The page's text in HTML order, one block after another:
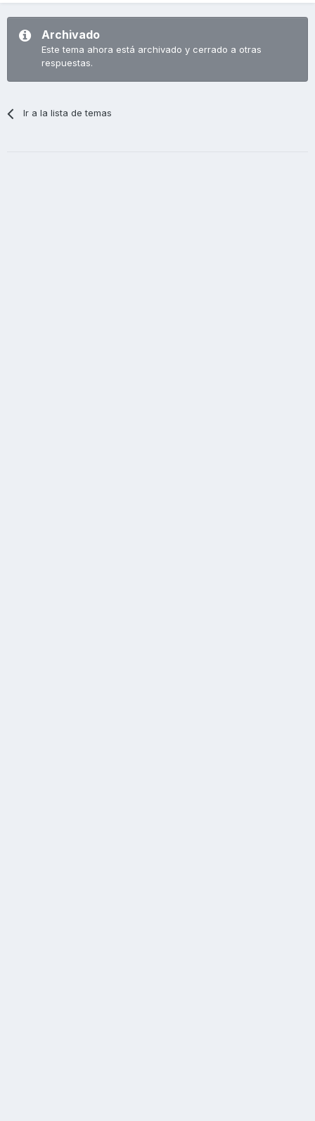
Archivado
Este tema ahora está archivado y cerrado a otras
respuestas.
Ir a la lista de temas